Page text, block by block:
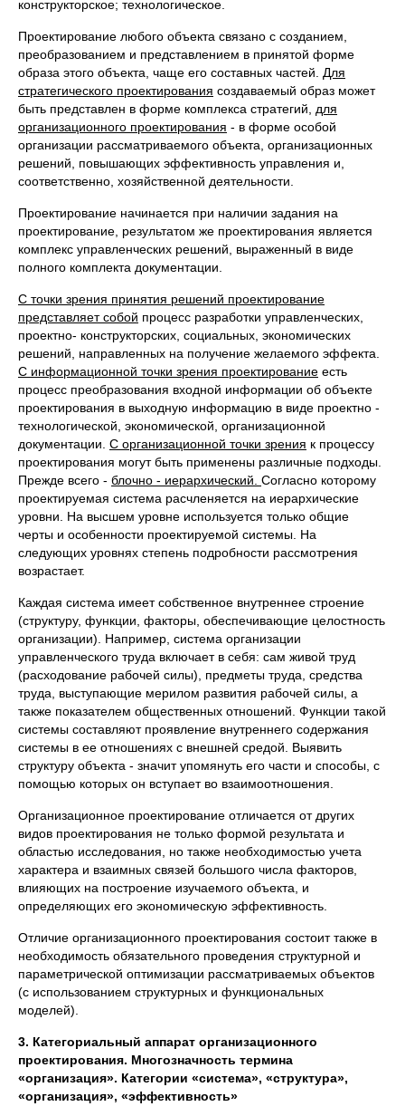
конструкторское; технологическое.
Проектирование любого объекта связано с созданием,
преобразованием и представлением в принятой форме
образа этого объекта, чаще его составных частей. Для
стратегического проектирования создаваемый образ может
быть представлен в форме комплекса стратегий, для
организационного проектирования - в форме особой
организации рассматриваемого объекта, организационных
решений, повышающих эффективность управления и,
соответственно, хозяйственной деятельности.
Проектирование начинается при наличии задания на
проектирование, результатом же проектирования является
комплекс управленческих решений, выраженный в виде
полного комплекта документации.
С точки зрения принятия решений проектирование
представляет собой процесс разработки управленческих,
проектно- конструкторских, социальных, экономических
решений, направленных на получение желаемого эффекта.
С информационной точки зрения проектирование есть
процесс преобразования входной информации об объекте
проектирования в выходную информацию в виде проектно -
технологической, экономической, организационной
документации. С организационной точки зрения к процессу
проектирования могут быть применены различные подходы.
Прежде всего - блочно - иерархический. Согласно которому
проектируемая система расчленяется на иерархические
уровни. На высшем уровне используется только общие
черты и особенности проектируемой системы. На
следующих уровнях степень подробности рассмотрения
возрастает.
Каждая система имеет собственное внутреннее строение
(структуру, функции, факторы, обеспечивающие целостность
организации). Например, система организации
управленческого труда включает в себя: сам живой труд
(расходование рабочей силы), предметы труда, средства
труда, выступающие мерилом развития рабочей силы, а
также показателем общественных отношений. Функции такой
системы составляют проявление внутреннего содержания
системы в ее отношениях с внешней средой. Выявить
структуру объекта - значит упомянуть его части и способы, с
помощью которых он вступает во взаимоотношения.
Организационное проектирование отличается от других
видов проектирования не только формой результата и
областью исследования, но также необходимостью учета
характера и взаимных связей большого числа факторов,
влияющих на построение изучаемого объекта, и
определяющих его экономическую эффективность.
Отличие организационного проектирования состоит также в
необходимость обязательного проведения структурной и
параметрической оптимизации рассматриваемых объектов
(с использованием структурных и функциональных
моделей).
3. Категориальный аппарат организационного
проектирования. Многозначность термина
«организация». Категории «система», «структура»,
«организация», «эффективность»